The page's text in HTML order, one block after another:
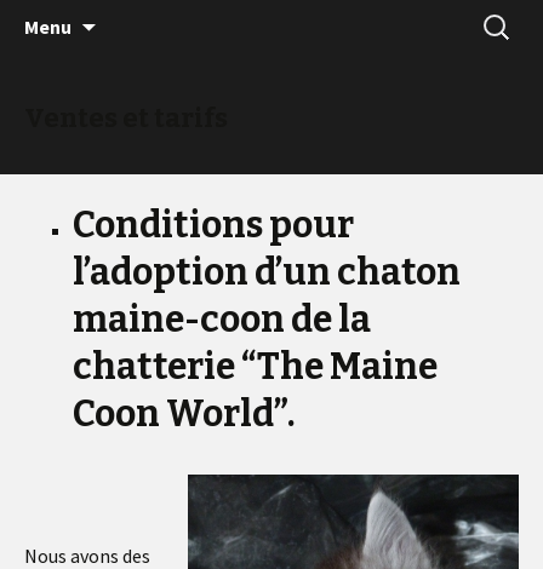
Menu
Conditions pour
l’adoption d’un chaton
maine-coon de la
chatterie “The Maine
Coon World”.
Nous avons des